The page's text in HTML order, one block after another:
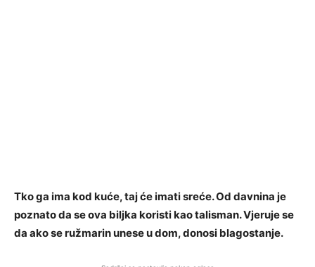
Tko ga ima kod kuće, taj će imati sreće. Od davnina je
poznato da se ova biljka koristi kao talisman. Vjeruje se
da ako se ružmarin unese u dom, donosi blagostanje.